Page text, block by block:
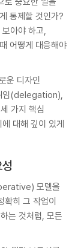
통제할 것인가?
아야 하고,
어떻게 대응해야
운 디자인
임(delegation),
가지 핵심
대해 깊이 있게
모델을
히 그 작업이
는 것처럼, 모든